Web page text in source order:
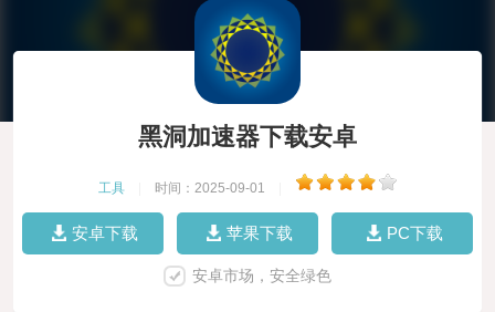
黑洞加速器下载安卓
工具 时间：2025-09-01
安卓下载 苹果下载 PC下载
安卓市场，安全绿色